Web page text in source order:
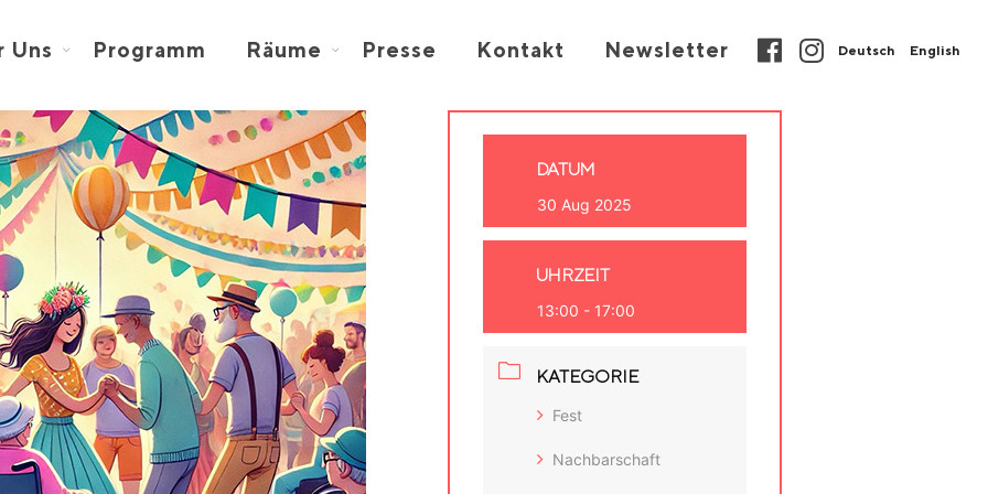
Uns Programm Räume Presse Kontakt Newsletter Deutsch English
DATUM
30 Aug 2025
UHRZEIT
13:00 - 17:00
KATEGORIE
Fest
Nachbarschaft